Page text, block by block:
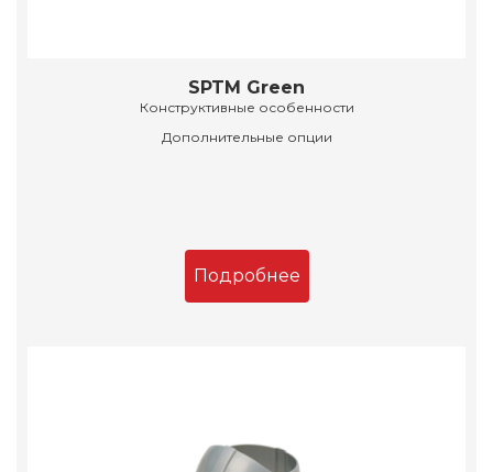
SPTM Green
Конструктивные особенности
Дополнительные опции
Подробнее